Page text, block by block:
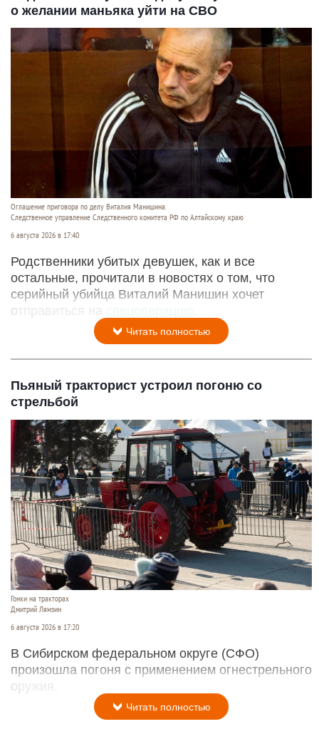
Украина. Хроника событий.
19 ноября 2022 в 09:58
Что произошло 18 ноября в связи с военной
спецоперацией на Украине — altapress.ru
рассказывает основные события.
Читать полностью
Родственники убитых девушек узнали из СМИ
о желании маньяка уйти на СВО
Оглашение приговора по делу Виталия Манишина.
Следственное управление Следственного комитета РФ по Алтайскому краю
6 августа 2026 в 17:40
Родственники убитых девушек, как и все
остальные, прочитали в новостях о том, что
серийный убийца Виталий Манишин хочет
отправиться наспецоперацию.
Читать полностью
Пьяный тракторист устроил погоню со
стрельбой